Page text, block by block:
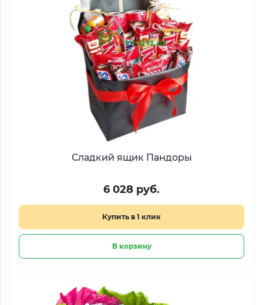
Сладкий ящик Пандоры
6 028 руб.
Купить в 1 клик
В корзину